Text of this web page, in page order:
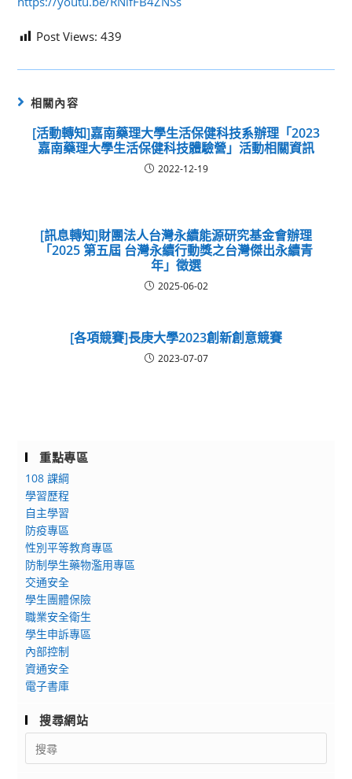
Post Views: 439
相關內容
[活動轉知]嘉南藥理大學生活保健科技系辦理「2023
嘉南藥理大學生活保健科技體驗營」活動相關資訊
2022-12-19
[訊息轉知]財團法人台灣永續能源研究基金會辦理
「2025 第五屆 台灣永續行動獎之台灣傑出永續青
年」徵選
2025-06-02
[各項競賽]長庚大學2023創新創意競賽
2023-07-07
重點專區
108 課綱
學習歷程
自主學習
防疫專區
性別平等教育專區
防制學生藥物濫用專區
交通安全
學生團體保險
職業安全衛生
學生申訴專區
內部控制
資通安全
電子書庫
搜尋網站
Search
for: